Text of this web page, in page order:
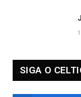
SIGA O